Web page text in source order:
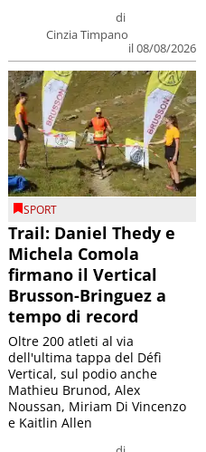
di
Cinzia Timpano
il 08/08/2026
SPORT
Trail: Daniel Thedy e
Michela Comola
firmano il Vertical
Brusson-Bringuez a
tempo di record
Oltre 200 atleti al via
dell'ultima tappa del Défì
Vertical, sul podio anche
Mathieu Brunod, Alex
Noussan, Miriam Di Vincenzo
e Kaitlin Allen